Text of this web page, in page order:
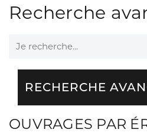
Recherche
Je recherche...
RECHERCHE
OUVRAGES PAR